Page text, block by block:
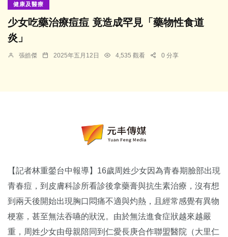
健康及醫療
少女吃藥治療痘痘 竟造成罕見「藥物性食道
炎」
張皓傑 2025年五月12日 4,535 觀看 0 分享
【記者林重鎣台中報導】16歲周姓少女因為青春期臉部出現
青春痘，到皮膚科診所看診後拿藥膏與抗生素治療，沒有想
到兩天後開始出現胸口悶痛不適與灼熱，且經常感覺有異物
梗塞，甚至無法吞嚥的狀況。由於無法進食症狀越來越嚴
重，周姓少女由母親陪同到仁愛長庚合作聯盟醫院（大里仁